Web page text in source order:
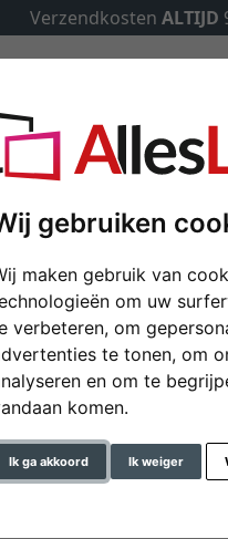
gebruiken
maken gebruik van
om uw
verbeteren, om
te tonen, om
en om te
komen.
Ik ga akkoord Ik weiger
Verzendkosten ALTIJD
op maat Passe-